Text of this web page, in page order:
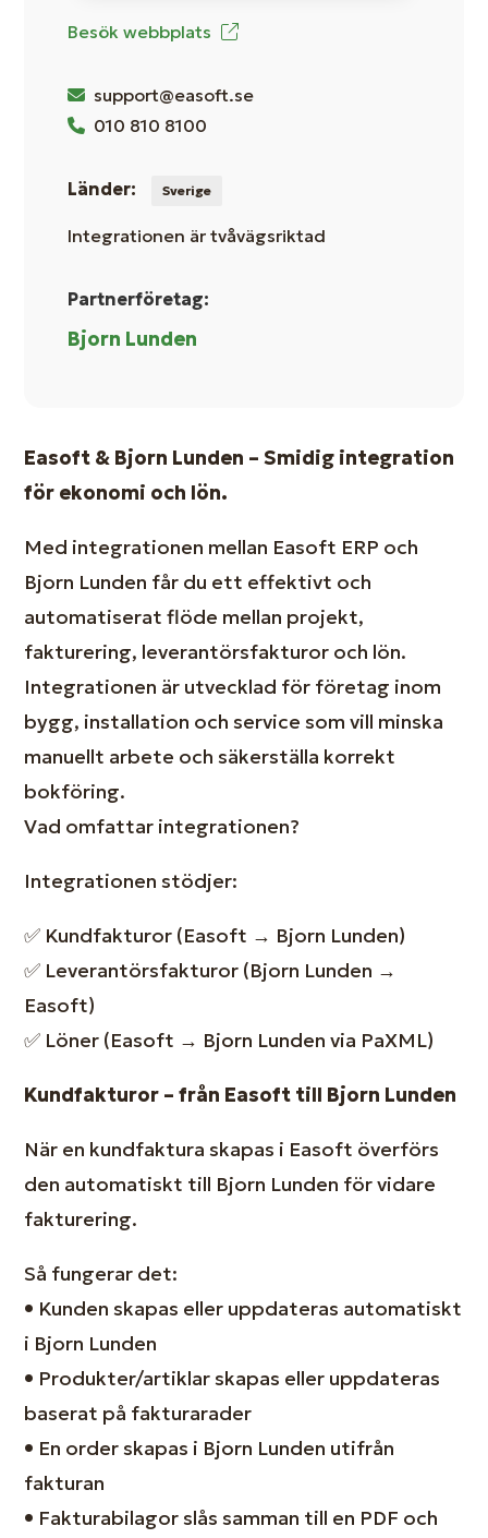
Easoft & Bjorn Lunden – Smidig integration
för ekonomi och lön.
Med integrationen mellan Easoft ERP och
Bjorn Lunden får du ett effektivt och
automatiserat flöde mellan projekt,
fakturering, leverantörsfakturor och lön.
Integrationen är utvecklad för företag inom
bygg, installation och service som vill minska
manuellt arbete och säkerställa korrekt
bokföring.
Vad omfattar integrationen?
Integrationen stödjer:
✅ Kundfakturor (Easoft → Bjorn Lunden)
✅ Leverantörsfakturor (Bjorn Lunden →
Easoft)
✅ Löner (Easoft → Bjorn Lunden via PaXML)
Kundfakturor – från Easoft till Bjorn Lunden
När en kundfaktura skapas i Easoft överförs
den automatiskt till Bjorn Lunden för vidare
fakturering.
Så fungerar det:
• Kunden skapas eller uppdateras automatiskt
i Bjorn Lunden
• Produkter/artiklar skapas eller uppdateras
baserat på fakturarader
• En order skapas i Bjorn Lunden utifrån
fakturan
• Fakturabilagor slås samman till en PDF och
Besök webbplats
support@easoft.se
010 810 8100
Länder: Sverige
Integrationen är tvåvägsriktad
Partnerföretag:
Bjorn Lunden